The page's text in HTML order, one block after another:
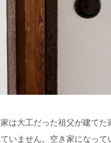
は大工だった祖父が建てた
いません。空き家になって